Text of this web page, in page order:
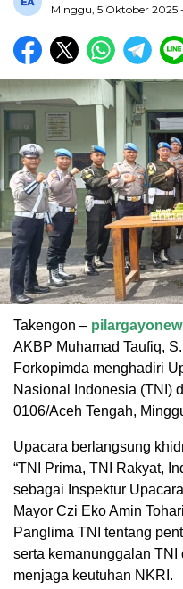
Minggu, 5 Oktober 2025
Takengon –
AKBP Muhamad Taufiq,
Forkopimda menghadiri
Nasional Indonesia (TNI)
0106/Aceh Tengah,
Upacara berlangsung
“TNI Prima, TNI Rakyat,
sebagai Inspektur
Mayor Czi Eko Amin
Panglima TNI tentang
serta kemanunggalan
menjaga keutuhan NKRI.